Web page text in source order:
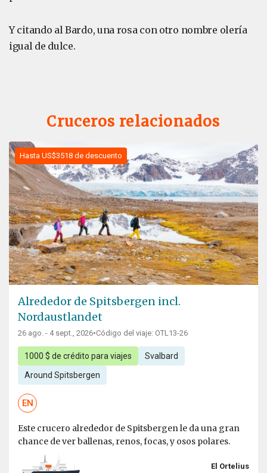
Y citando al Bardo, una rosa con otro nombre olería
igual de dulce.
Cruceros relacionados
Hasta US$3518 de descuento
Alrededor de Spitsbergen incl.
Nordaustlandet
26 ago. - 4 sept., 2026•Código del viaje: OTL13-26
1000 $ de crédito para viajes Svalbard
Around Spitsbergen
EN
Este crucero alrededor de Spitsbergen le da una gran
chance de ver ballenas, renos, focas, y osos polares.
El Ortelius